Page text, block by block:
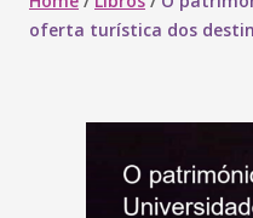
oferta turística dos